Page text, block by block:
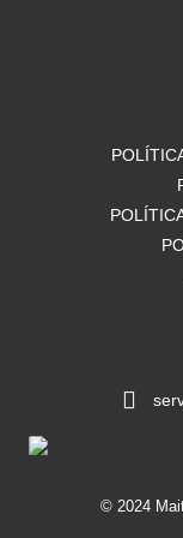
© 2024